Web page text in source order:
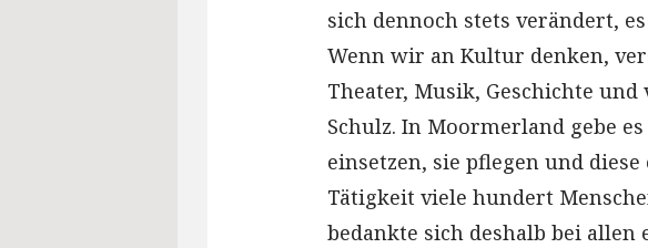
sich dennoch stets verändert,
Wenn wir an Kultur denken,
Theater, Musik, Geschichte
Schulz. In Moormerland gebe
einsetzen, sie pflegen und
Tätigkeit viele hundert
bedankte sich deshalb bei